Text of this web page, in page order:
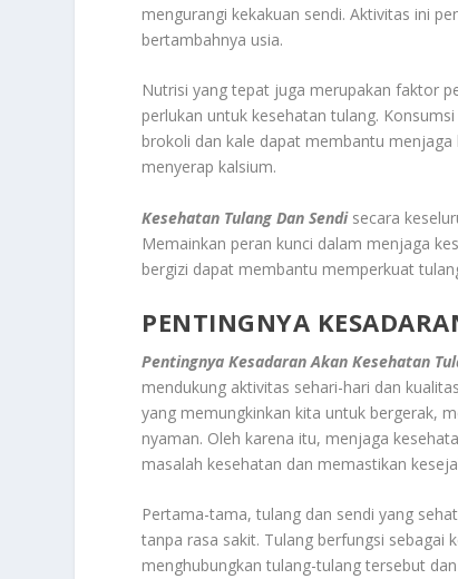
mengurangi kekakuan sendi. Aktivitas ini
bertambahnya usia.
Nutrisi yang tepat juga merupakan faktor
perlukan untuk kesehatan tulang.
brokoli dan kale dapat membantu
menyerap kalsium.
Kesehatan Tulang Dan Sendisecara
Memainkan peran kunci dalam menjaga
bergizi dapat membantu memperkuat
PENTINGNYA
Pentingnya Kesadaran Akan Kesehatan
mendukung aktivitas sehari-hari dan
yang memungkinkan kita untuk bergerak,
nyaman. Oleh karena itu, menjaga
masalah kesehatan dan memastikan
Pertama-tama, tulang dan sendi yang
tanpa rasa sakit. Tulang berfungsi sebagai
menghubungkan tulang-tulang tersebut